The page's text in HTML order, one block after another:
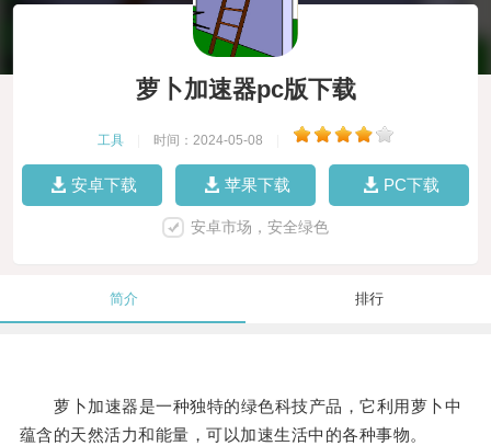
萝卜加速器pc版下载
工具 时间：2024-05-08
安卓下载 苹果下载 PC下载
安卓市场，安全绿色
简介 排行
萝卜加速器是一种独特的绿色科技产品，它利用萝卜中
蕴含的天然活力和能量，可以加速生活中的各种事物。